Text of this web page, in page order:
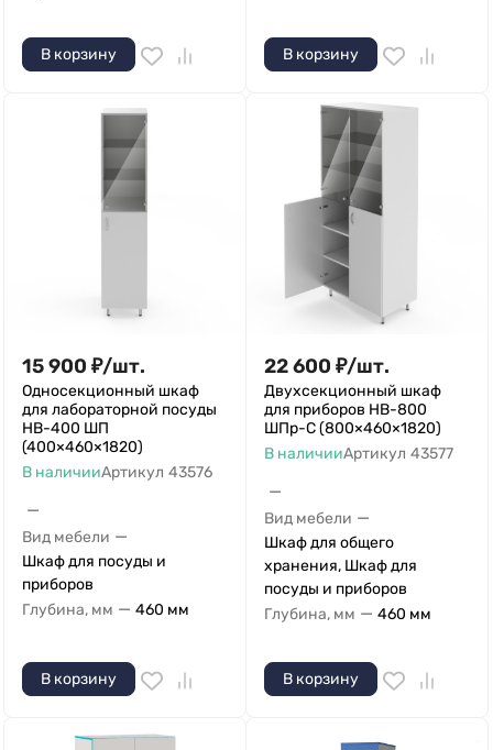
В корзину В корзину
15 900 ₽/шт.
Односекционный шкаф
для лабораторной посуды
НВ-400 ШП
(400×460×1820)
В наличииАртикул 43576
—
Вид мебели —
Шкаф для посуды и
приборов
Глубина, мм — 460 мм
В корзину
22 600 ₽/шт.
Двухсекционный шкаф
для приборов НВ-800
ШПр-C (800×460×1820)
В наличииАртикул 43577
—
Вид мебели —
Шкаф для общего
хранения, Шкаф для
посуды и приборов
Глубина, мм — 460 мм
В корзину